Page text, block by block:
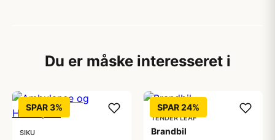
Du er måske interesseret i
SPAR 3%
SIKU
SPAR 24%
TENDER LEAF
Brandbil